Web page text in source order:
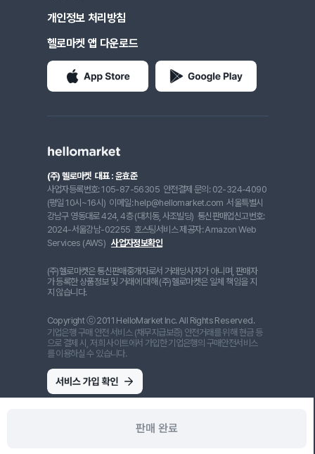
판매 완료
개인정보 처리방침
헬로마켓 앱 다운로드
(주) 헬로마켓 대표 : 윤효준
사업자등록번호: 105-87-56305 안전결제 문의: 02-324-4090
(평일 10시~16시) 이메일: help@hellomarket.com 서울특별시
강남구 영동대로 424, 4층 (대치동, 사조빌딩) 통신판매업신고번호:
2024-서울강남-02255 호스팅서비스 제공자: Amazon Web
Services (AWS) 사업자정보확인
(주)헬로마켓은 통신판매중개자로서 거래당사자가 아니며, 판매자
가 등록한 상품정보 및 거래에 대해 (주)헬로마켓은 일체 책임을 지
지 않습니다.
Copyright ⓒ 2011 HelloMarket Inc. All Rights Reserved.
기업은행 구매 안전 서비스 (채무지급보증) 안전거래를 위해 현금 등
으로 결제 시, 저희 사이트에서 가입한 기업은행의 구매안전서비스
를 이용하실 수 있습니다.